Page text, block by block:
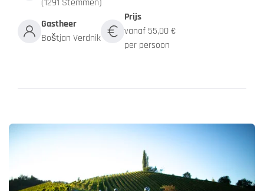
(1291 Stemmen)
Gastheer
Boštjan Verdnik
Prijs
vanaf 55,00 €
per persoon